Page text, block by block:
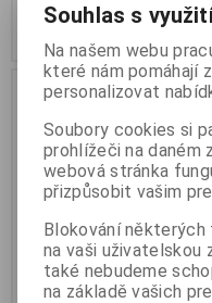
Koupit
Souhlas s
Na našem webu
které nám pomáhají
personalizovat
Soubory cookies si
prohlížeči na daném
webová stránka
přizpůsobit vašim
Blokování
na vaši uživatelskou
také nebudeme
na základě vašich